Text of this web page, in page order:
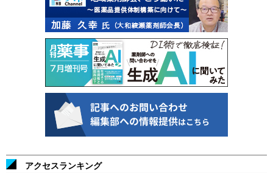
アクセスランキング